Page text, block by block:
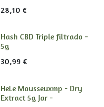
28,10 €
Hash CBD Triple filtrado -
5g
30,99 €
HeLe Mousseuxmp - Dry
Extract 5g Jar -